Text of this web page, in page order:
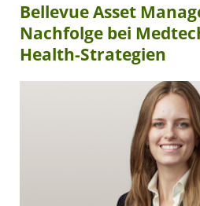
Bellevue Asset
Nachfolge bei
Health-Strategien